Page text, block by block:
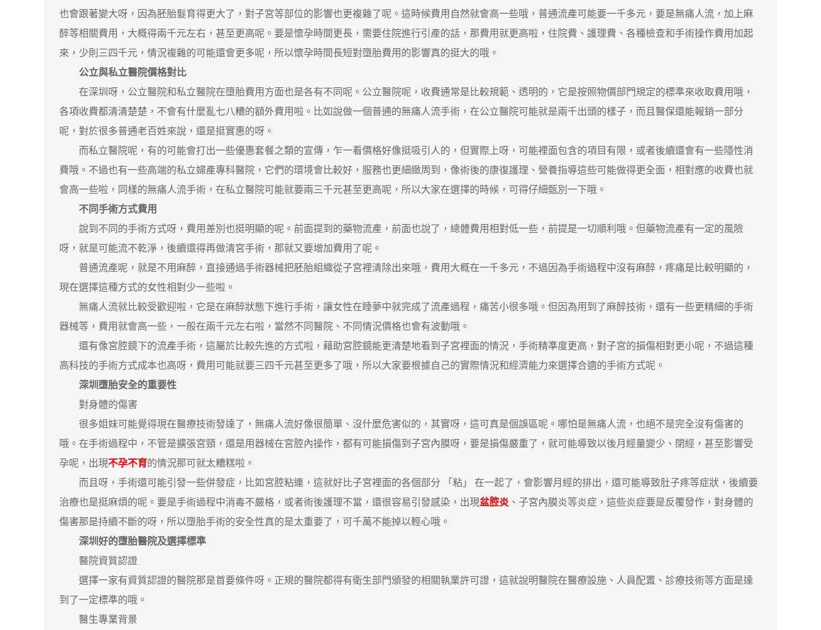
也會跟著變大呀，因為胚胎髮育得更大了，對子宮等部位的影響也更複雜了呢。這時候費用自然就會高一些哦，普通流產可能要一千多元，要是無痛人流，加上麻
醉等相關費用，大概得兩千元左右，甚至更高呢。要是懷孕時間更長，需要住院進行引產的話，那費用就更高啦，住院費、護理費、各種檢查和手術操作費用加起
來，少則三四千元，情況複雜的可能還會更多呢，所以懷孕時間長短對墮胎費用的影響真的挺大的哦。
公立與私立醫院價格對比
在深圳呀，公立醫院和私立醫院在墮胎費用方面也是各有不同呢。公立醫院呢，收費通常是比較規範、透明的，它是按照物價部門規定的標準來收取費用哦，
各項收費都清清楚楚，不會有什麼亂七八糟的額外費用啦。比如說做一個普通的無痛人流手術，在公立醫院可能就是兩千出頭的樣子，而且醫保還能報銷一部分
呢，對於很多普通老百姓來說，還是挺實惠的呀。
而私立醫院呢，有的可能會打出一些優惠套餐之類的宣傳，乍一看價格好像挺吸引人的，但實際上呀，可能裡面包含的項目有限，或者後續還會有一些隱性消
費哦。不過也有一些高端的私立婦產專科醫院，它們的環境會比較好，服務也更細緻周到，像術後的康復護理、營養指導這些可能做得更全面，相對應的收費也就
會高一些啦，同樣的無痛人流手術，在私立醫院可能就要兩三千元甚至更高呢，所以大家在選擇的時候，可得仔細甄別一下哦。
不同手術方式費用
說到不同的手術方式呀，費用差別也挺明顯的呢。前面提到的藥物流產，前面也說了，總體費用相對低一些，前提是一切順利哦。但藥物流產有一定的風險
呀，就是可能流不乾淨，後續還得再做清宮手術，那就又要增加費用了呢。
普通流產呢，就是不用麻醉，直接通過手術器械把胚胎組織從子宮裡清除出來哦，費用大概在一千多元，不過因為手術過程中沒有麻醉，疼痛是比較明顯的，
現在選擇這種方式的女性相對少一些啦。
無痛人流就比較受歡迎啦，它是在麻醉狀態下進行手術，讓女性在睡夢中就完成了流產過程，痛苦小很多哦。但因為用到了麻醉技術，還有一些更精細的手術
器械等，費用就會高一些，一般在兩千元左右啦，當然不同醫院、不同情況價格也會有波動哦。
還有像宮腔鏡下的流產手術，這屬於比較先進的方式啦，藉助宮腔鏡能更清楚地看到子宮裡面的情況，手術精準度更高，對子宮的損傷相對更小呢，不過這種
高科技的手術方式成本也高呀，費用可能就要三四千元甚至更多了哦，所以大家要根據自己的實際情況和經濟能力來選擇合適的手術方式呢。
深圳墮胎安全的重要性
對身體的傷害
很多姐妹可能覺得現在醫療技術發達了，無痛人流好像很簡單、沒什麼危害似的，其實呀，這可真是個誤區呢。哪怕是無痛人流，也絕不是完全沒有傷害的
哦。在手術過程中，不管是擴張宮頸，還是用器械在宮腔內操作，都有可能損傷到子宮內膜呀，要是損傷嚴重了，就可能導致以後月經量變少、閉經，甚至影響受
孕呢，出現不孕不育的情況那可就太糟糕啦。
而且呀，手術還可能引發一些併發症，比如宮腔粘連，這就好比子宮裡面的各個部分 「粘」 在一起了，會影響月經的排出，還可能導致肚子疼等症狀，後續要
治療也是挺麻煩的呢。要是手術過程中消毒不嚴格，或者術後護理不當，還很容易引發感染，出現盆腔炎 、子宮內膜炎等炎症，這些炎症要是反覆發作，對身體的
傷害那是持續不斷的呀，所以墮胎手術的安全性真的是太重要了，可千萬不能掉以輕心哦。
深圳好的墮胎醫院及選擇標準
醫院資質認證
選擇一家有資質認證的醫院那是首要條件呀。正規的醫院都得有衛生部門頒發的相關執業許可證，這就說明醫院在醫療設施、人員配置、診療技術等方面是達
到了一定標準的哦。
醫生專業背景